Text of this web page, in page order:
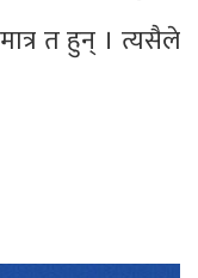
त हुन् । त्यसैले